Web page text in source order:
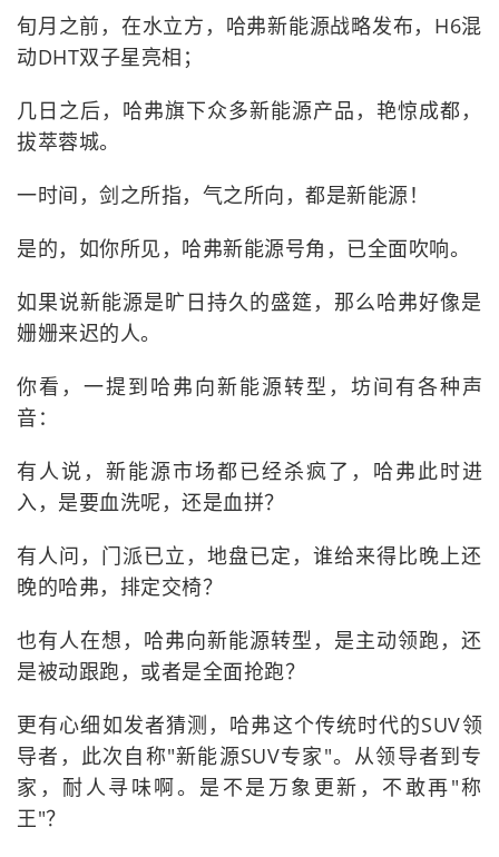
旬月之前，在水立方，哈弗新能源战略发布，H6混
动DHT双子星亮相；
几日之后，哈弗旗下众多新能源产品，艳惊成都，
拔萃蓉城。
一时间，剑之所指，气之所向，都是新能源！
是的，如你所见，哈弗新能源号角，已全面吹响。
如果说新能源是旷日持久的盛筵，那么哈弗好像是
姗姗来迟的人。
你看，一提到哈弗向新能源转型，坊间有各种声
音：
有人说，新能源市场都已经杀疯了，哈弗此时进
入，是要血洗呢，还是血拼？
有人问，门派已立，地盘已定，谁给来得比晚上还
晚的哈弗，排定交椅？
也有人在想，哈弗向新能源转型，是主动领跑，还
是被动跟跑，或者是全面抢跑？
更有心细如发者猜测，哈弗这个传统时代的SUV领
导者，此次自称"新能源SUV专家"。从领导者到专
家，耐人寻味啊。是不是万象更新，不敢再"称
王"？